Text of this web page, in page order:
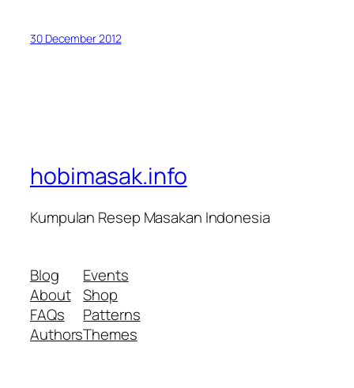
30 December 2012
hobimasak.info
Kumpulan Resep Masakan Indonesia
Blog
About
FAQs
Authors
Events
Shop
Patterns
Themes